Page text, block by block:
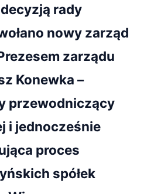
rady
nowy zarząd
zarządu
Konewka –
przewodniczący
i jednocześnie
proces
spółek